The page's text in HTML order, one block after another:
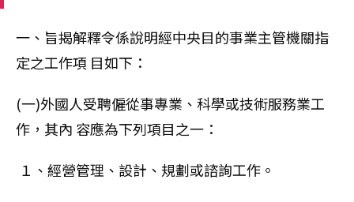
一、旨揭解釋令係說明經中央目的事業主管機關指
定之工作項 目如下：
(一)外國人受聘僱從事專業、科學或技術服務業工
作，其內 容應為下列項目之一：
１、經營管理、設計、規劃或諮詢工作。